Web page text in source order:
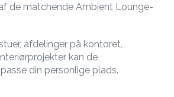
de matchende Ambient Lounge-
afdelinger på kontoret,
kan de
din personlige plads.